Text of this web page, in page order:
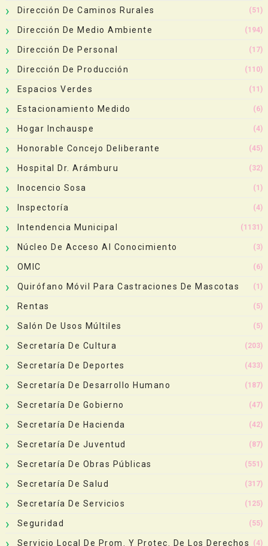
Dirección De Caminos Rurales (51)
Dirección De Medio Ambiente (194)
Dirección De Personal (17)
Dirección De Producción (110)
Espacios Verdes (11)
Estacionamiento Medido (6)
Hogar Inchauspe (4)
Honorable Concejo Deliberante (45)
Hospital Dr. Arámburu (32)
Inocencio Sosa (1)
Inspectoría (4)
Intendencia Municipal (1131)
Núcleo De Acceso Al Conocimiento (3)
OMIC (6)
Quirófano Móvil Para Castraciones De Mascotas (1)
Rentas (5)
Salón De Usos Múltiles (5)
Secretaría De Cultura (203)
Secretaría De Deportes (433)
Secretaría De Desarrollo Humano (187)
Secretaría De Gobierno (47)
Secretaría De Hacienda (42)
Secretaría De Juventud (87)
Secretaría De Obras Públicas (551)
Secretaría De Salud (317)
Secretaría De Servicios (125)
Seguridad (55)
Servicio Local De Prom. Y Protec. De Los Derechos (4)